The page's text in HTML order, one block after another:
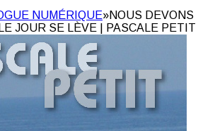
NUMÉRIQUE»NOUS DEVONS
JOUR SE LÈVE | PASCALE PETIT